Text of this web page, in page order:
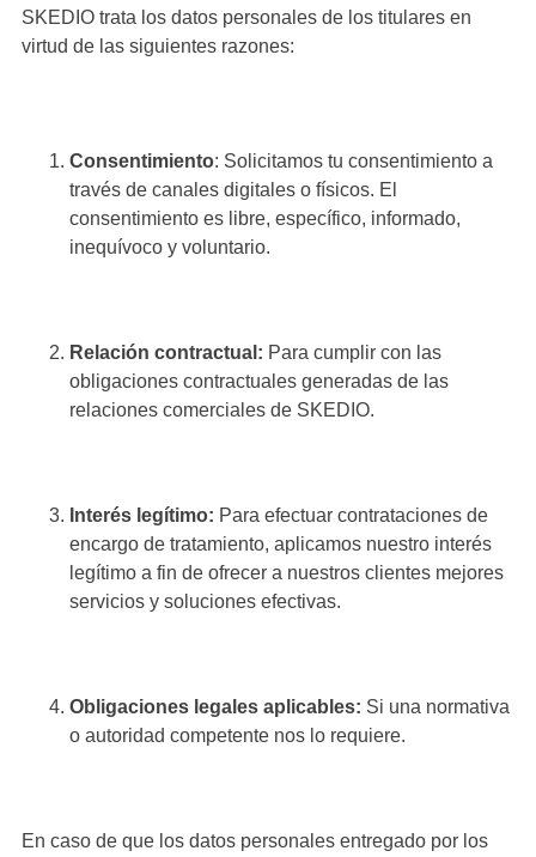
SKEDIO trata los datos personales de los titulares en
virtud de las siguientes razones:
Consentimiento: Solicitamos tu consentimiento a
través de canales digitales o físicos. El
consentimiento es libre, específico, informado,
inequívoco y voluntario.
Relación contractual: Para cumplir con las
obligaciones contractuales generadas de las
relaciones comerciales de SKEDIO.
Interés legítimo: Para efectuar contrataciones de
encargo de tratamiento, aplicamos nuestro interés
legítimo a fin de ofrecer a nuestros clientes mejores
servicios y soluciones efectivas.
Obligaciones legales aplicables: Si una normativa
o autoridad competente nos lo requiere.
En caso de que los datos personales entregado por los